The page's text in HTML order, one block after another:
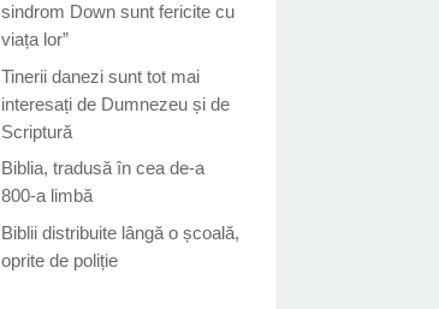
sindrom Down sunt fericite cu
viața lor”
Tinerii danezi sunt tot mai
interesați de Dumnezeu și de
Scriptură
Biblia, tradusă în cea de-a
800-a limbă
Biblii distribuite lângă o școală,
oprite de poliție